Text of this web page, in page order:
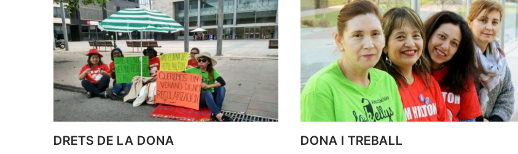
DRETS DE LA DONA DONA I TREBALL